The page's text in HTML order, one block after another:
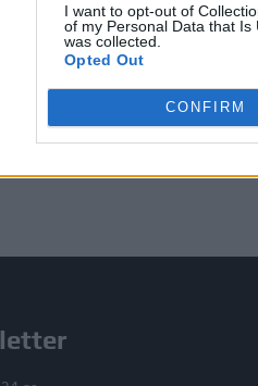
I want to opt-out of
of my Personal Data that
was collected.
Opted Out
CONFIRM
και των
του Σαββάτου